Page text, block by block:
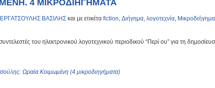
4 ΜΙΚΡΟΔΙΗΓΗΜΑΤΑ
ΒΑΣΙΛΗΣ και με ετικέταfiction,Διήγημα,λογοτεχνία, Μικροδιήγημα
του ηλεκτρονικού λογοτεχνικού περιοδικού “Περί ου” για τη
Ωραία Κοιμωμένη (4 μικροδιηγήματα)